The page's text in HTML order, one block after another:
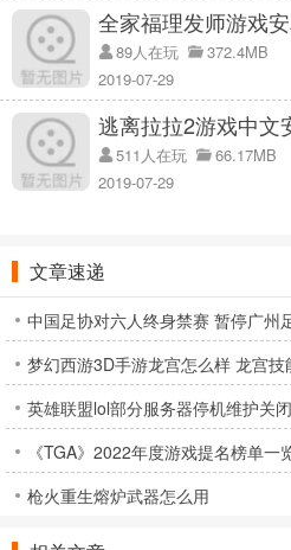
全家福理发师游戏
89人在玩
372.4MB
2019-07-29
逃离拉拉2游戏中文
511人在玩
66.17MB
2019-07-29
文章速递
中国足协对六人终身禁赛 暂停广州
梦幻西游3D手游龙宫怎么样 龙宫
英雄联盟lol部分服务器停机维护关
《TGA》2022年度游戏提名榜单一
枪火重生熔炉武器怎么用